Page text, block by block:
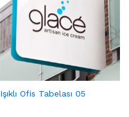
Işıklı Ofis Tabelası 05